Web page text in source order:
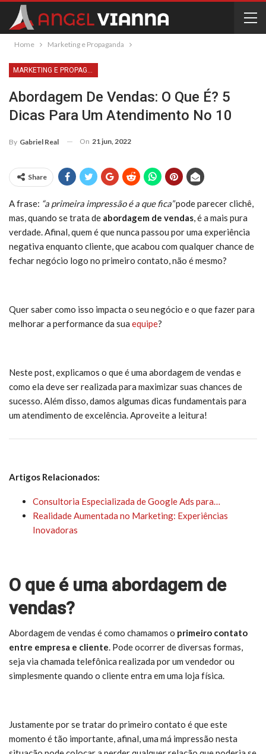
Home Marketing e Propaganda
MARKETING E PROPAGANDA
Abordagem De Vendas: O Que É? 5
Dicas Para Um Atendimento No 10
By Gabriel Real On 21 jun, 2022
Share
A frase: “a primeira impressão é a que fica”pode parecer clichê,
mas, quando se trata de abordagem de vendas, é a mais pura
verdade. Afinal, quem é que nunca passou por uma experiência
negativa enquanto cliente, que acabou com qualquer chance de
fechar negócio logo no primeiro contato, não é mesmo?
Quer saber como isso impacta o seu negócio e o que fazer para
melhorar a performance da sua equipe?
Neste post, explicamos o que é uma abordagem de vendas e
como ela deve ser realizada para maximizar suas chances de
sucesso. Além disso, damos algumas dicas fundamentais para
um atendimento de excelência. Aproveite a leitura!
Artigos Relacionados:
Consultoria Especializada de Google Ads para…
Realidade Aumentada no Marketing: Experiências
Inovadoras
O que é uma abordagem de
vendas?
Abordagem de vendas é como chamamos o primeiro contato
entre empresa e cliente. Pode ocorrer de diversas formas,
seja via chamada telefônica realizada por um vendedor ou
simplesmente quando o cliente entra em uma loja física.
Justamente por se tratar do primeiro contato é que este
momento é tão importante, afinal, uma má impressão nesta